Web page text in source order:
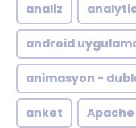
analiz
android
animasyon -
anket Apache